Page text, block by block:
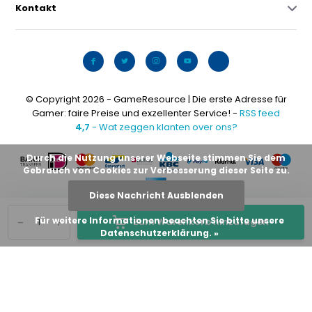
+
- Zum Warenkorb hinzufügen
Kontakt
© Copyright 2026 - GameResource | Die erste Adresse für
Gamer: faire Preise und exzellenter Service! - RSS feed
4,7 - Wat zeggen klanten over ons?
Durch die Nutzung unserer Webseite stimmen Sie dem
Gebrauch von Cookies zur Verbesserung dieser Seite zu.
Diese Nachricht Ausblenden
Für weitere Informationen beachten Sie bitte unsere
Datenschutzerklärung. »